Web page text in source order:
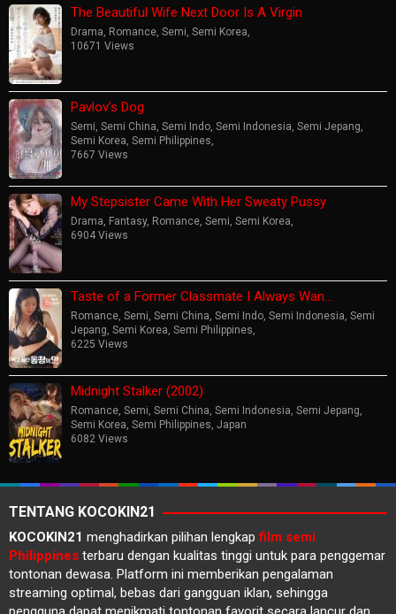
The Beautiful Wife Next Door Is A Virgin
Drama, Romance, Semi, Semi Korea,
10671 Views
Pavlov’s Dog
Semi, Semi China, Semi Indo, Semi Indonesia, Semi Jepang,
Semi Korea, Semi Philippines,
7667 Views
My Stepsister Came With Her Sweaty Pussy
Drama, Fantasy, Romance, Semi, Semi Korea,
6904 Views
Taste of a Former Classmate I Always Wan…
Romance, Semi, Semi China, Semi Indo, Semi Indonesia, Semi
Jepang, Semi Korea, Semi Philippines,
6225 Views
Midnight Stalker (2002)
Romance, Semi, Semi China, Semi Indonesia, Semi Jepang,
Semi Korea, Semi Philippines, Japan
6082 Views
TENTANG KOCOKIN21
KOCOKIN21 menghadirkan pilihan lengkapfilm semi
Philippines terbaru dengan kualitas tinggi untuk para penggemar
tontonan dewasa. Platform ini memberikan pengalaman
streaming optimal, bebas dari gangguan iklan, sehingga